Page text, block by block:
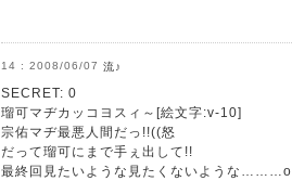
2008/06/07 流♪
SECRET: 0
瑠可マヂカッコヨスィ～[絵文字:v-10]
宗佑マヂ最悪人間だっ!!((怒
だって瑠可にまで手ぇ出して!!
最終回見たいような見たくないような………o